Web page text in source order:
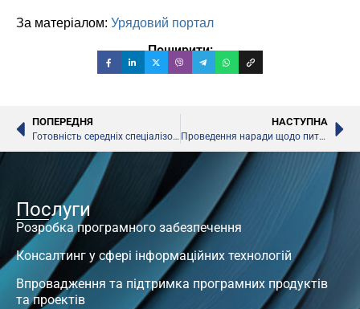
За матеріалом: Урядовий портал
Поширити:
ПОПЕРЕДНЯ
Готовність середніх спеціалізованих мистецьких шкіл до нового навчального року. Мінкультури
НАСТУПНА
Проведення наради щодо питань підготовки до навчального року
Послуги
Розробка програмного забезпечення
Консалтинг у сфері інформаційних технологій
Впровадження та підтримка програмних продуктів
та проектів